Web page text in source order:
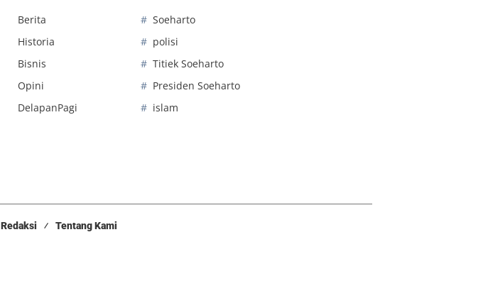
Berita
Historia
Bisnis
Opini
DelapanPagi
Soeharto
polisi
Titiek Soeharto
Presiden Soeharto
islam
Redaksi Tentang Kami